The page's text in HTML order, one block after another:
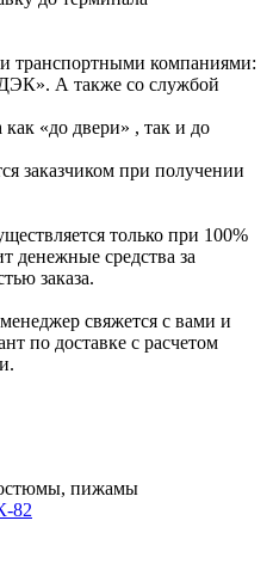
транспортными компаниями:
А также со службой
«до двери» , так и до
заказчиком при получении
только при 100%
денежные средства за
заказа.
свяжется с вами и
по доставке с расчетом
пижамы
82